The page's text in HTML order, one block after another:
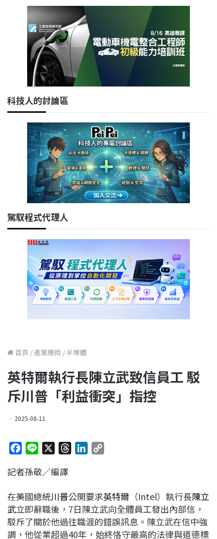
科技人的討論區
駕馭程式代理人